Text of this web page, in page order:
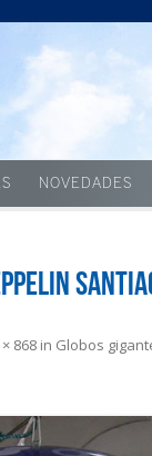
NOVEDADES
868 in Globos